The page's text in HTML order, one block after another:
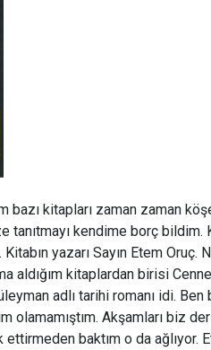
bazı kitapları zaman zaman
kendime borç bildim.
yazarı Sayın Etem Oruç.
aldığım kitaplardan birisi
adlı tarihi romanı idi. Ben
olamamıştım. Akşamları biz
ettirmeden baktım o da ağlıyor.